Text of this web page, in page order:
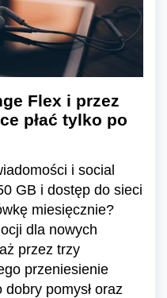
Flex i przez
płać tylko po
i social
GB i dostęp do sieci
miesięcznie?
dla nowych
przez trzy
przeniesienie
pomysł oraz